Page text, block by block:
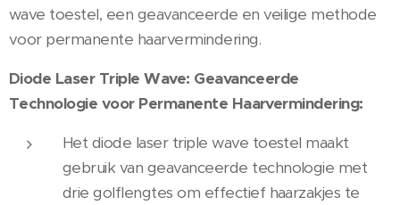
wave toestel, een geavanceerde en veilige methode
voor permanente haarvermindering.
Diode Laser Triple Wave: Geavanceerde
Technologie voor Permanente Haarvermindering:
Het diode laser triple wave toestel maakt
gebruik van geavanceerde technologie met
drie golflengtes om effectief haarzakjes te